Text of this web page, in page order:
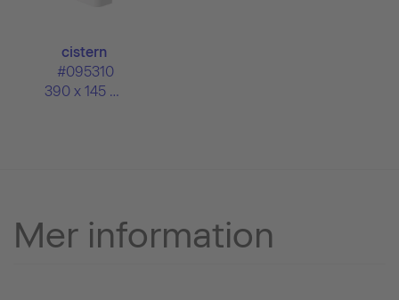
cistern
#095310
390 x 145 mm
Mer information